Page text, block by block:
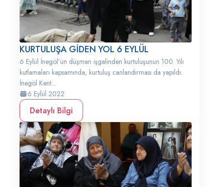
KURTULUŞA GİDEN YOL 6 EYLÜL
6 Eylül İnegöl’ün düşman işgalinden kurtuluşunun 100. Yılı
kutlamaları kapsamında, kurtuluş canlandırması da yapıldı.
İnegöl Kent...
6 Eylül 2022
Detaylı Bilgi